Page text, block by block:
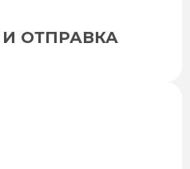
ОТПРАВКА